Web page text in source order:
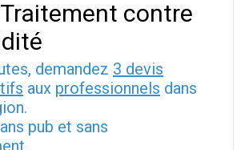
contre
demandez 3 devis
aux professionnels dans
pub et sans